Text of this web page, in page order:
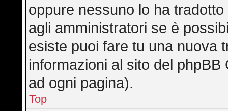
oppure nessuno lo ha
agli amministratori se è
esiste puoi fare tu una nuova
informazioni al sito del
ad ogni pagina).
Top